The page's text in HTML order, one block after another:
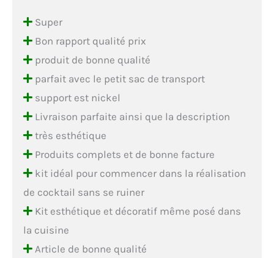
Super
Bon rapport qualité prix
produit de bonne qualité
parfait avec le petit sac de transport
support est nickel
Livraison parfaite ainsi que la description
très esthétique
Produits complets et de bonne facture
kit idéal pour commencer dans la réalisation
de cocktail sans se ruiner
Kit esthétique et décoratif même posé dans
la cuisine
Article de bonne qualité